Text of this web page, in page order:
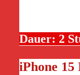
Dauer: 2
iPhone 15